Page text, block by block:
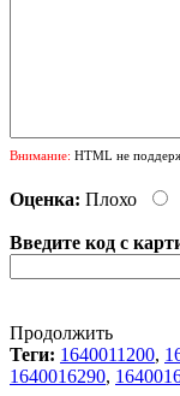
Внимание: HTML не
Оценка: Плохо
Введите код с
Продолжить
Теги: 1640011200,
1640016290,